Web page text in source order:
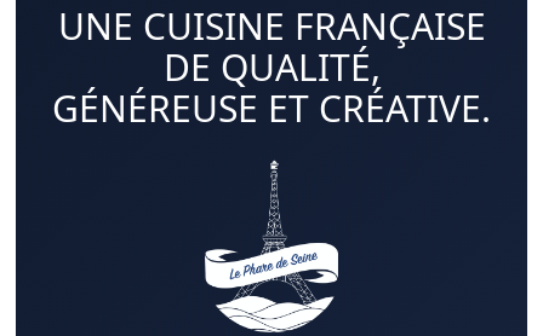
UNE CUISINE FRANÇAISE
DE QUALITÉ,
GÉNÉREUSE ET CRÉATIVE.